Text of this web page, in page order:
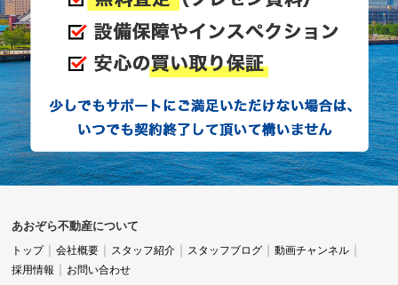
あおぞら不動産について
トップ 会社概要 スタッフ紹介 スタッフブログ
動画チャンネル
採用情報
お問い合わせ